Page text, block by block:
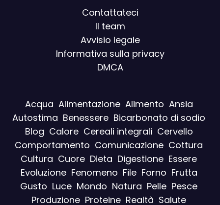
Contattateci
Il team
Avvisio legale
Informativa sulla privacy
DMCA
Acqua Alimentazione Alimento Ansia
Autostima Benessere Bicarbonato di sodio
Blog Calore Cereali integrali Cervello
Comportamento Comunicazione Cottura
Cultura Cuore Dieta Digestione Essere
Evoluzione Fenomeno File Forno Frutta
Gusto Luce Mondo Natura Pelle Pesce
Produzione Proteine Realtà Salute